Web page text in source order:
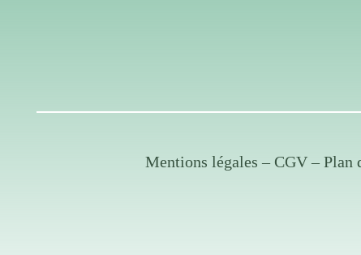
Mentions légales – CGV – Plan